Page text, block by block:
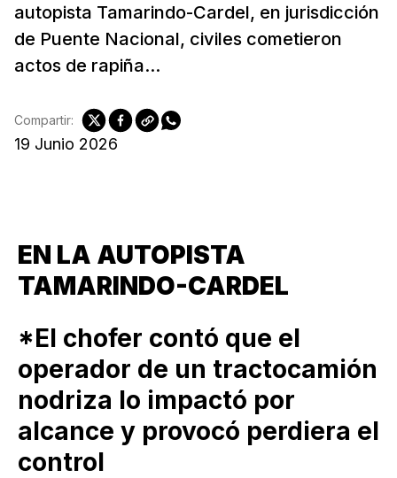
autopista Tamarindo-Cardel, en jurisdicción
de Puente Nacional, civiles cometieron
actos de rapiña...
19 Junio 2026
Compartir:
EN LA AUTOPISTA
TAMARINDO-CARDEL
*El chofer contó que el
operador de un tractocamión
nodriza lo impactó por
alcance y provocó perdiera el
control